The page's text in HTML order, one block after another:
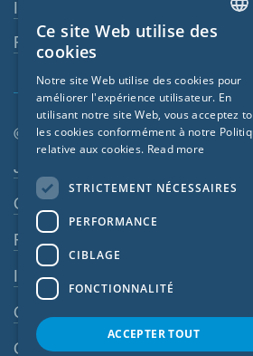
Interlocuteur
Revendeurs
© SIGA 2026
Jobs
Contact
Règles de confidentialité
Impressum
CGV
CGA
ENGLISH
FRENCH
CZECH
LATVIAN
Ce site Web utilise des
cookies
Notre site Web utilise des cookies pour
améliorer l'expérience utilisateur. En
utilisant notre site Web, vous acceptez
les cookies conformément à notre
relative aux cookies. Read more
STRICTEMENT NÉCESSAIRES
PERFORMANCE
CIBLAGE
FONCTIONNALITÉ
ACCEPTER TOUT